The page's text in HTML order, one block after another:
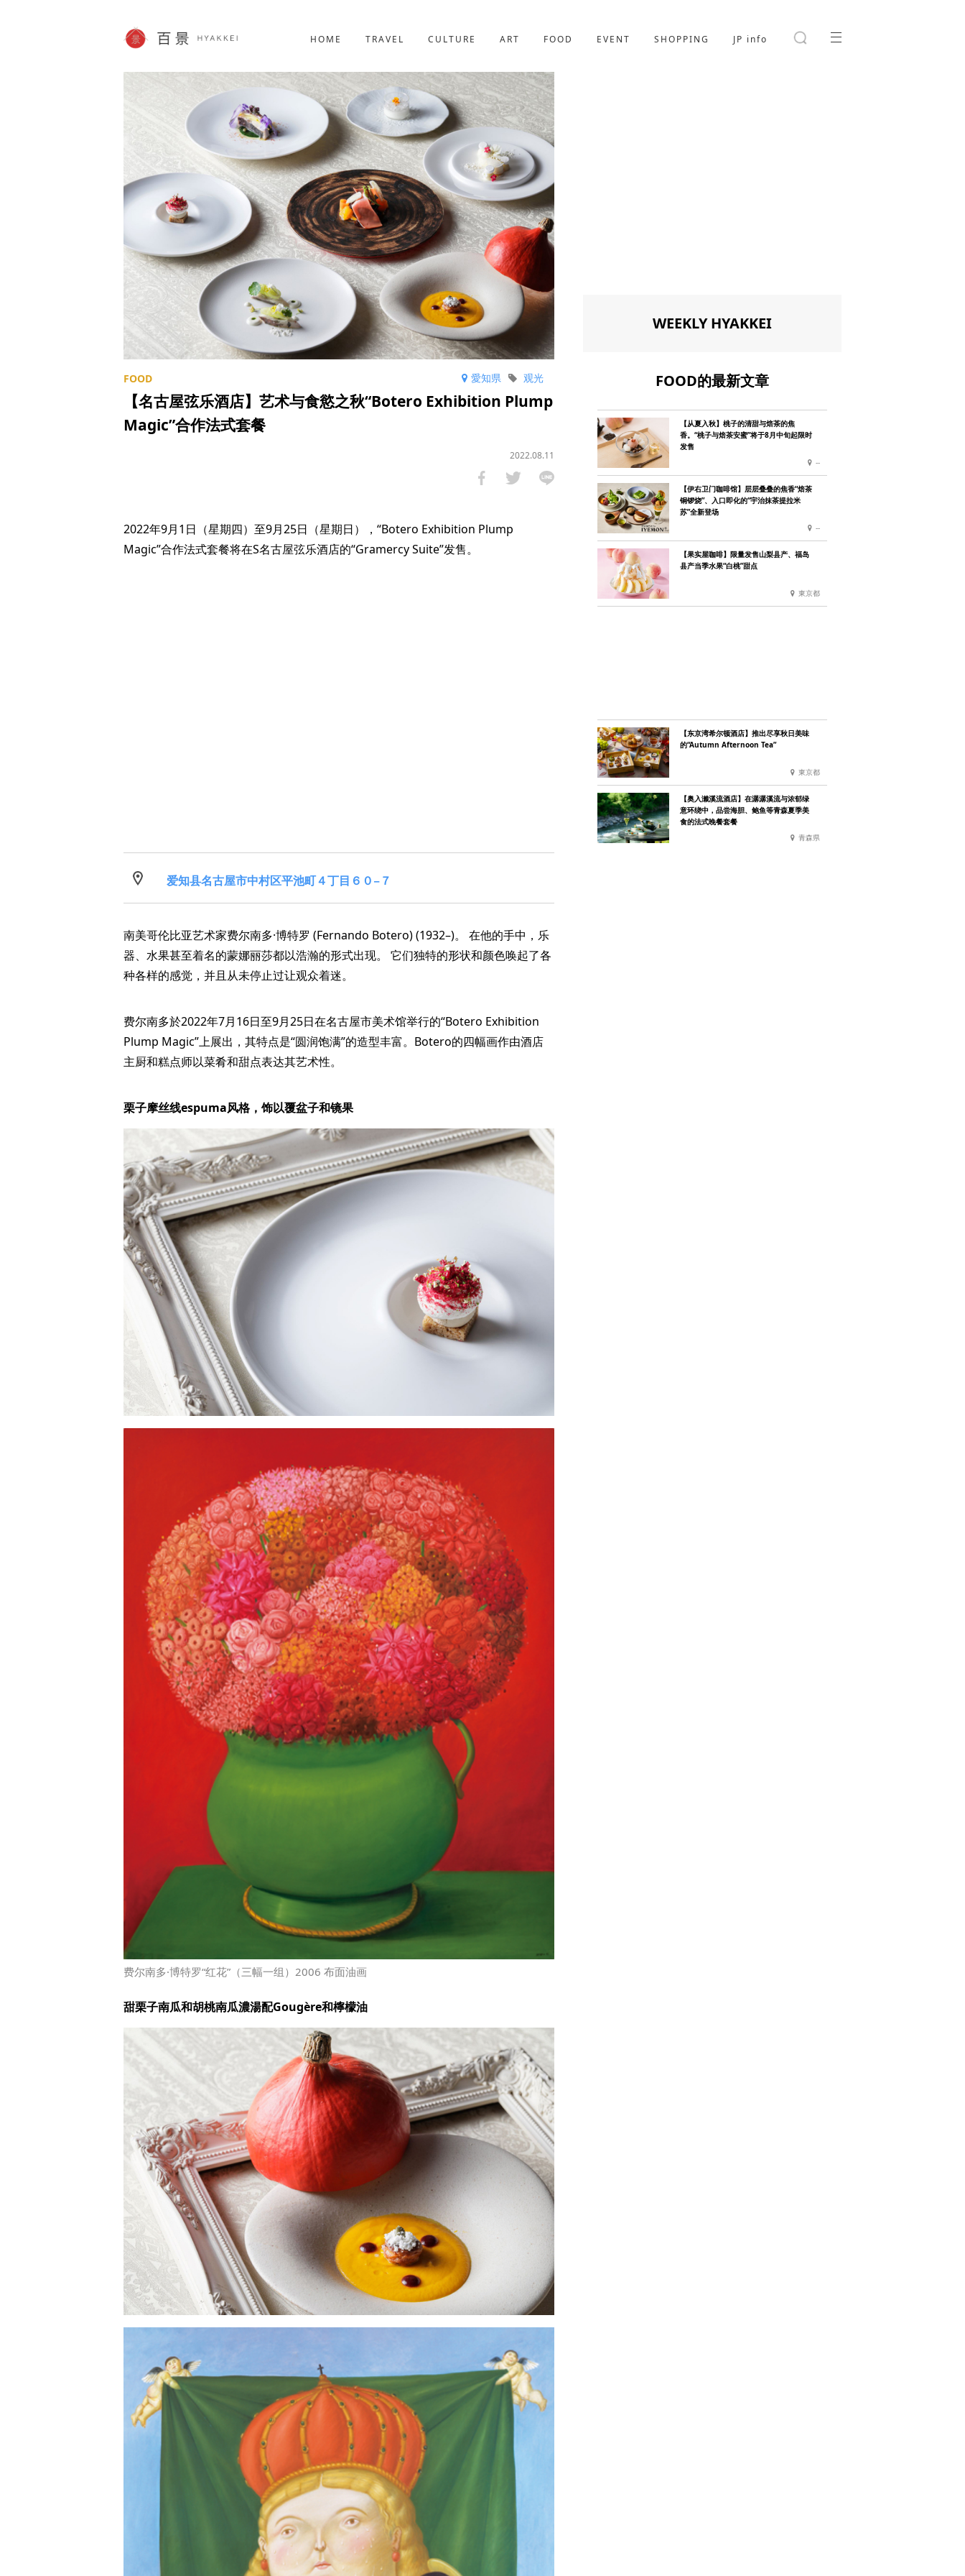
HOME TRAVEL CULTURE ART FOOD EVENT SHOPPING JP info
SHOPPING
JP info
愛知県 观光
【名古屋弦乐酒店】艺术与食慾之秋“Botero Exhibition Plump
Magic”合作法式套餐
2022.08.11
2022年9月1日（星期四）至9月25日（星期日），“Botero Exhibition Plump
Magic”合作法式套餐将在S名古屋弦乐酒店的“Gramercy Suite”发售。
爱知县名古屋市中村区平池町４丁目６０−７
南美哥伦比亚艺术家费尔南多·博特罗 (Fernando Botero) (1932–)。 在他的手中，乐
器、水果甚至着名的蒙娜丽莎都以浩瀚的形式出现。 它们独特的形状和颜色唤起了各
种各样的感觉，并且从未停止过让观众着迷。
费尔南多於2022年7月16日至9月25日在名古屋市美术馆举行的“Botero Exhibition
Plump Magic”上展出，其特点是“圆润饱满”的造型丰富。Botero的四幅画作由酒店
主厨和糕点师以菜肴和甜点表达其艺术性。
栗子摩丝线espuma风格，饰以覆盆子和镜果
费尔南多·博特罗“红花”（三幅一组）2006 布面油画
甜栗子南瓜和胡桃南瓜濃湯配Gougère和檸檬油
WEEKLY HYAKKEI
FOOD的最新文章
【从夏入秋】桃子的清甜与焙茶的焦
香。“桃子与焙茶安蜜”将于8月中旬起限时
发售
--
【伊右卫门咖啡馆】层层叠叠的焦香“焙茶
铜锣烧”、入口即化的“宇治抹茶提拉米
苏”全新登场
--
【果实屋咖啡】限量发售山梨县产、福岛
县产当季水果“白桃”甜点
東京都
【东京湾希尔顿酒店】推出尽享秋日美味
的“Autumn Afternoon Tea”
東京都
【奥入濑溪流酒店】在潺潺溪流与浓郁绿
意环绕中，品尝海胆、鲍鱼等青森夏季美
食的法式晚餐套餐
青森県